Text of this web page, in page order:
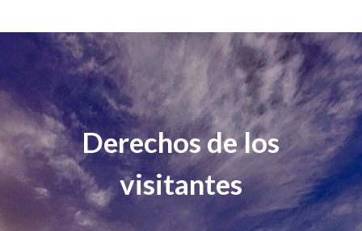
Derechos de los
visitantes